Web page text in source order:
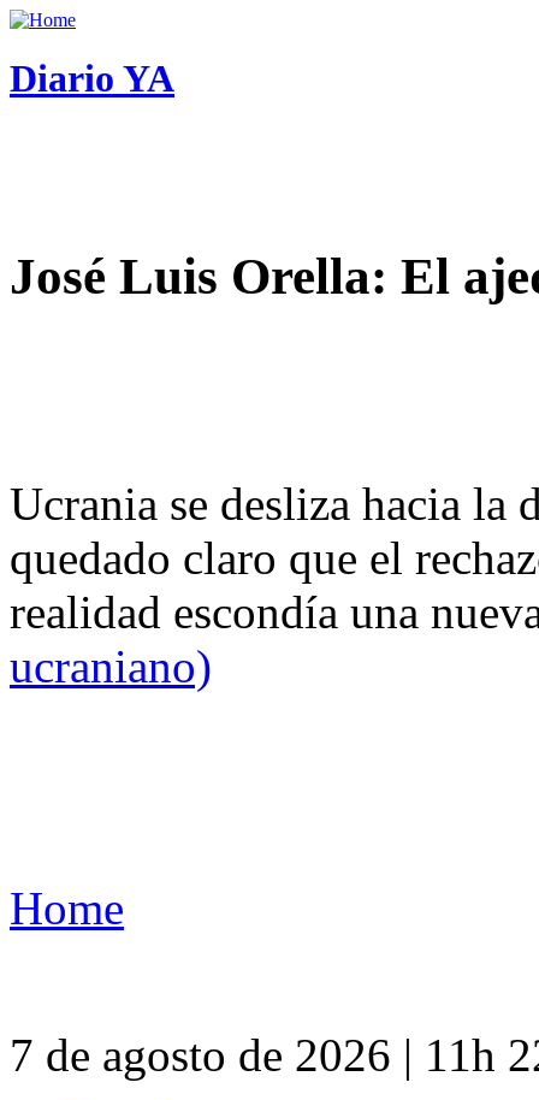
Diario YA
José Luis Orella: El
Ucrania se desliza hacia
quedado claro que el
realidad escondía una
ucraniano)
Home
7 de agosto de 2026 | 11h